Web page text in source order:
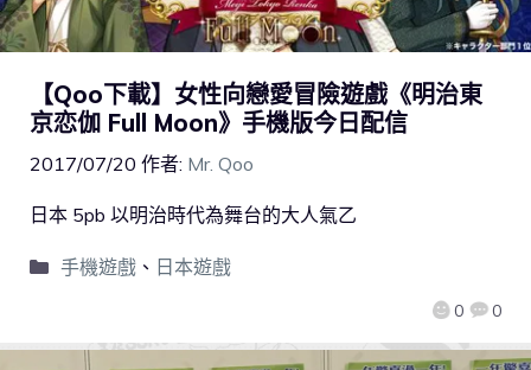
【Qoo下載】女性向戀愛冒險遊戲《明治東
京恋伽 Full Moon》手機版今日配信
2017/07/20 作者: Mr. Qoo
0 0
日本 5pb 以明治時代為舞台的大人氣乙
手機遊戲、 日本遊戲